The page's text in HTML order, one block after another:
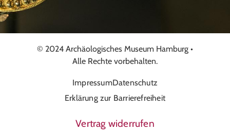
© 2024 Archäologisches Museum Hamburg •
Alle Rechte vorbehalten.
ImpressumDatenschutz
Erklärung zur Barrierefreiheit
Vertrag widerrufen